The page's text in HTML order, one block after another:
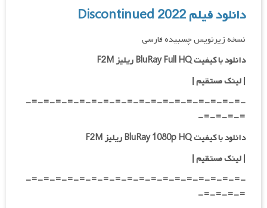
دانلود فیلم Discontinued 2022
نسخه زیرنویس چسبیده فارسی
دانلود با کیفیت BluRay Full HQ ریلیز F2M
|لینک مستقیم|
-=-=-=-=-=-=-=-=-=-=-=-=-=-=-=-=-=-=-
=-=-=-=-
دانلود با کیفیت BluRay 1080p HQ ریلیز F2M
|لینک مستقیم|
-=-=-=-=-=-=-=-=-=-=-=-=-=-=-=-=-=-=-
=-=-=-=-